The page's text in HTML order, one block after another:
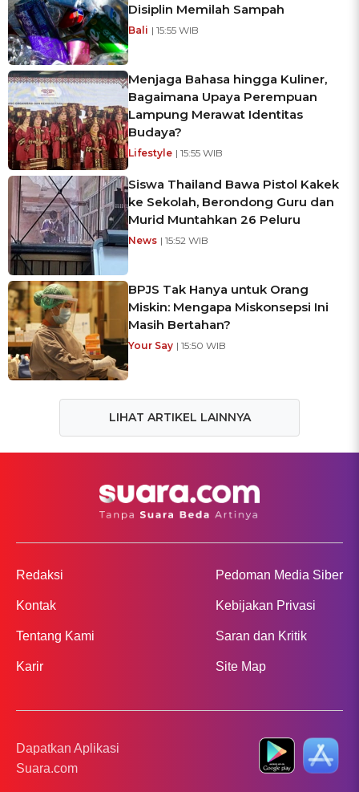
Disiplin Memilah Sampah
Bali | 15:55 WIB
Menjaga Bahasa hingga Kuliner,
Bagaimana Upaya Perempuan
Lampung Merawat Identitas
Budaya?
Lifestyle | 15:55 WIB
Siswa Thailand Bawa Pistol Kakek
ke Sekolah, Berondong Guru dan
Murid Muntahkan 26 Peluru
News | 15:52 WIB
BPJS Tak Hanya untuk Orang
Miskin: Mengapa Miskonsepsi Ini
Masih Bertahan?
Your Say | 15:50 WIB
LIHAT ARTIKEL LAINNYA
Redaksi
Kontak
Tentang Kami
Karir
Pedoman Media Siber
Kebijakan Privasi
Saran dan Kritik
Site Map
Dapatkan Aplikasi
Suara.com